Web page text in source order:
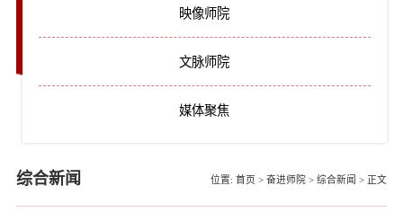
映像师院
文脉师院
媒体聚焦
综合新闻 位置: 首页 > 奋进师院 > 综合新闻 > 正文